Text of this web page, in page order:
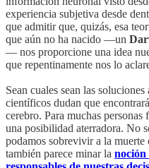
experiencia subjetiva desde
que admitir que, quizás, esa
que aún no ha nacido —un
— nos proporcione una idea
que repentinamente nos lo
Sean cuales sean las
científicos dudan que
cerebro. Para muchas
una posibilidad aterradora. No
podamos sobrevivir a la muerte
también parece minar la noción